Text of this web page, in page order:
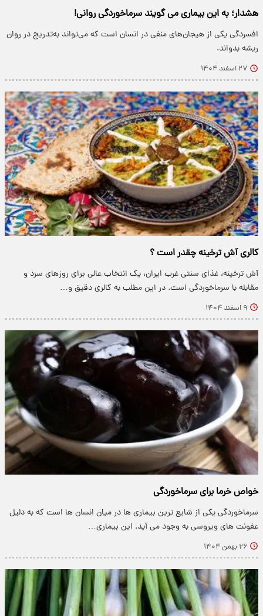
هشدار؛ به این بیماری می گویند سرماخوردگی روانی!
افسردگی یکی از هیجان‌های منفی در انسان است که می‌تواند به‌تدریج در روان
ریشه بدواند.
۲۷ اسفند ۱۴۰۴
کالری آش ترخینه چقدر است ؟
آش ترخینه، غذای سنتی غرب ایران، یک انتخاب عالی برای روزهای سرد و
مقابله با سرماخوردگی است. در این مطلب به کالری دقیق و…
۹ اسفند ۱۴۰۴
خواص خرما برای سرماخوردگی
سرماخوردگی یکی از شایع ترین بیماری ها در میان انسان ها است که به دلیل
عفونت های ویروسی به وجود می آید. این بیماری…
۲۶ بهمن ۱۴۰۴